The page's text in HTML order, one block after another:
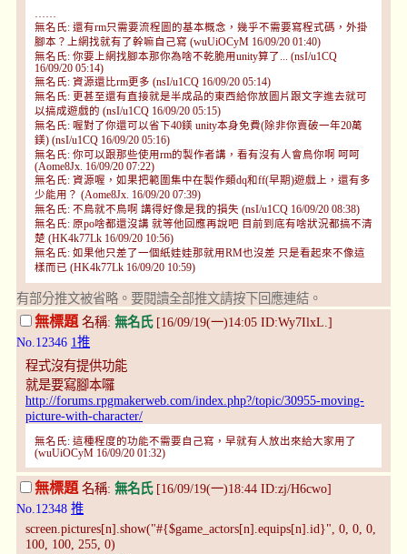
無名氏: 還有rm只需要流程圖的基本概念，幾乎不需要寫程式碼，外掛
腳本？上網找就有了幹嘛自己寫 (wuUiOCyM 16/09/20 01:40)
無名氏: 你要上網找腳本那你為啥不乾脆用unity算了... (nsI/u1CQ
16/09/20 05:14)
無名氏: 資源還比rm更多 (nsI/u1CQ 16/09/20 05:14)
無名氏: 更甚至還有直接就是半成品的東西給你放圖片跟文字進去就可
以搞成遊戲的 (nsI/u1CQ 16/09/20 05:15)
無名氏: 喔對了你還可以省下40鎂 unity本身免費(除非你賣破一年20萬
鎂) (nsI/u1CQ 16/09/20 05:16)
無名氏: 你可以跟那些使用rm的製作者講，看有沒有人會鳥你啊 呵呵
(Aome8Jx. 16/09/20 07:22)
無名氏: 資源喔，如果把範圍集中在製作類dq和ff(早期)遊戲上，還有多
少能用？ (Aome8Jx. 16/09/20 07:39)
無名氏: 不鳥就不鳥啊 講得好像是我的損失 (nsI/u1CQ 16/09/20 08:38)
無名氏: 原po啥都還沒講 就等他回應再說吧 目前到底有啥狀況都搞不清
楚 (HK4k77Lk 16/09/20 10:56)
無名氏: 如果他只差了一個紙娃娃那就用RM也沒差 只是看起來不像這
樣而已 (HK4k77Lk 16/09/20 10:59)
有部分推文被省略。要閱讀全部推文請按下回應連結。
無標題名稱: 無名氏[16/09/19(一)14:05 ID:Wy7IlxL.]
No.12346 1推
程式沒有提供功能
就是要寫腳本囉
http://forums.rpgmakerweb.com/index.php?/topic/30955-moving-
picture-with-character/
無名氏: 這種程度的功能不需要自己寫，早就有人放出來給大家用了
(wuUiOCyM 16/09/20 01:32)
無標題 名稱: 無名氏[16/09/19(一)18:44 ID:zj/H6cwo]
No.12348 推
screen.pictures[n].show("#{$game_actors[n].equips[n].id}", 0, 0, 0,
100, 100, 255, 0)